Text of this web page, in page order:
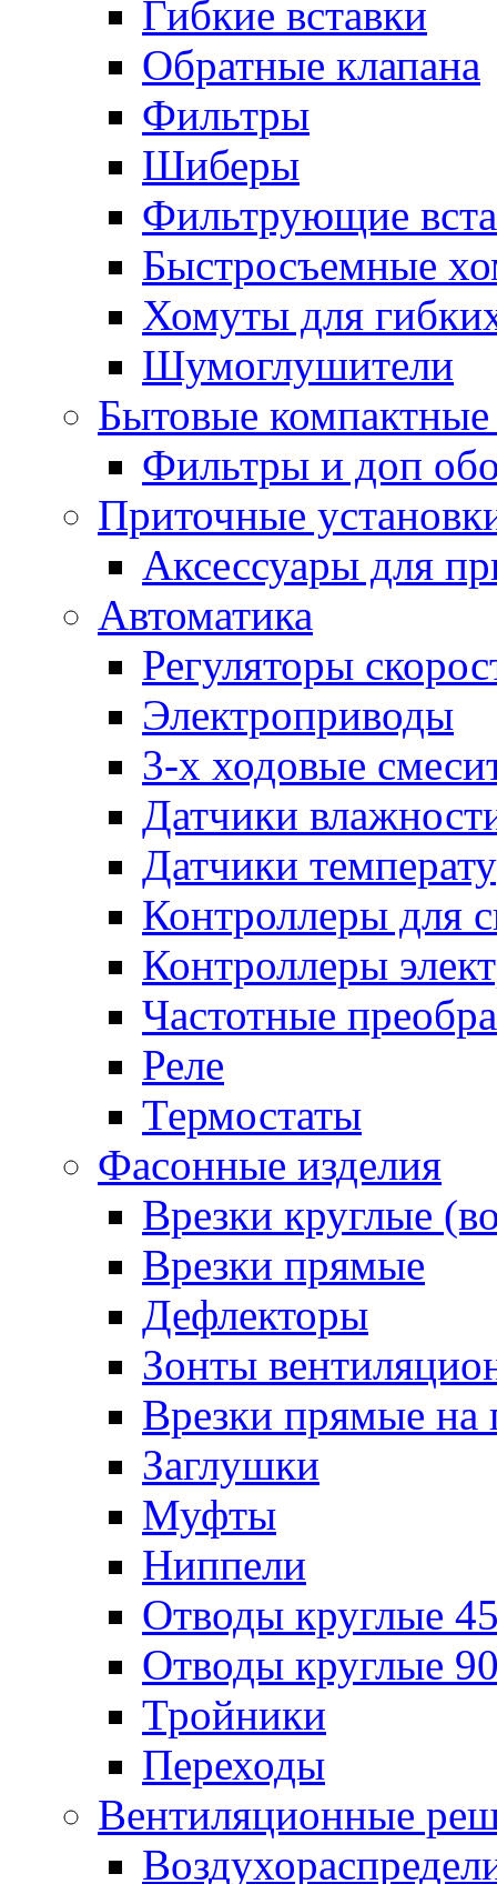
Гибкие вставки
Обратные клапана
Фильтры
Шиберы
Фильтрующие
Быстросъемные
Хомуты для
Шумоглушители
Бытовые
Фильтры и доп
Приточные
Аксессуары для
Автоматика
Регуляторы
Электроприводы
3-х ходовые
Датчики
Датчики
Контроллеры для
Контроллеры
Частотные
Реле
Термостаты
Фасонные изделия
Врезки круглые
Врезки прямые
Дефлекторы
Зонты
Врезки прямые на
Заглушки
Муфты
Ниппели
Отводы круглые
Отводы круглые
Тройники
Переходы
Вентиляционные